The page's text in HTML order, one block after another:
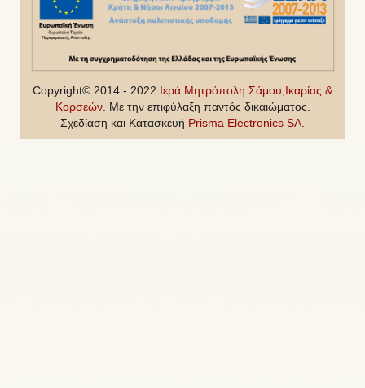
Copyright© 2014 - 2022 Ιερά Μητρόπολη Σάμου,Ικαρίας &
Κορσεών. Με την επιφύλαξη παντός δικαιώματος.
Σχεδίαση και Κατασκευή Prisma Electronics SA.